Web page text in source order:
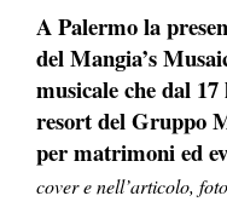
A Palermo la
del Mangia’s
musicale che dal
resort del Gruppo
per matrimoni ed
cover e nell’articolo,